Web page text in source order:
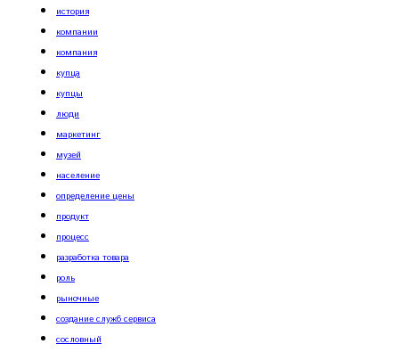
история
компании
компания
купца
купцы
люди
маркетинг
музей
население
определение цены
продукт
процесс
разработка товара
роль
рыночные
создание служб сервиса
сословный